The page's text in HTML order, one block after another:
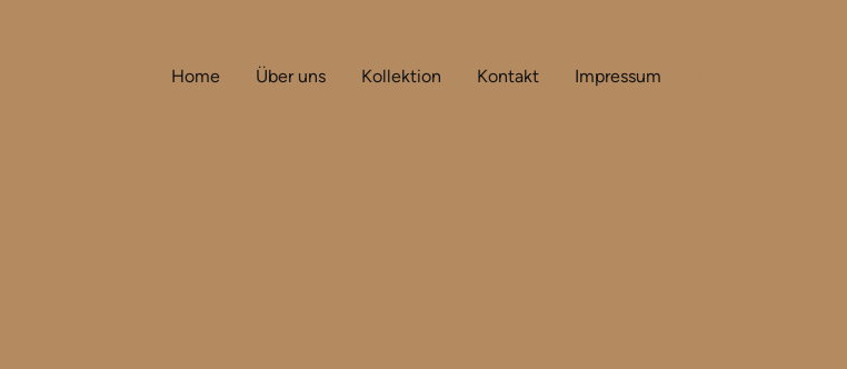
Home Über uns Kollektion Kontakt Impressum